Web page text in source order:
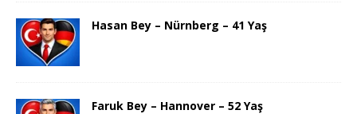
Hasan Bey – Nürnberg – 41 Yaş
Faruk Bey – Hannover – 52 Yaş